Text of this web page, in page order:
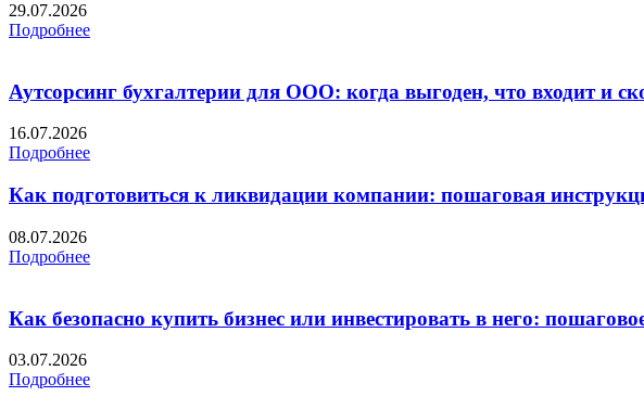
29.07.2026
Подробнее
Аутсорсинг бухгалтерии для ООО: когда выгоден, что входит и
16.07.2026
Подробнее
Как подготовиться к ликвидации компании: пошаговая
08.07.2026
Подробнее
Как безопасно купить бизнес или инвестировать в него:
03.07.2026
Подробнее